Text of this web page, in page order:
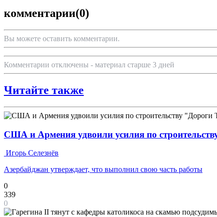
комментарии(0)
Вы можете оставить комментарии.
Комментарии отключены - материал старше 3 дней
Читайте также
США и Армения удвоили усилия по
Игорь Селезнёв
Азербайджан утверждает, что выполнил свою часть работы
0
339
0